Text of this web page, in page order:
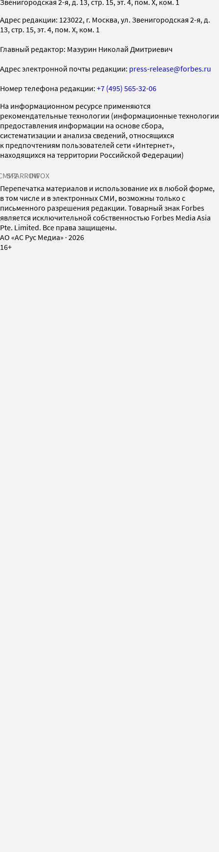
Адрес редакции: 123022, г. Москва, ул. Звенигородская 2-я, д.
13, стр. 15, эт. 4, пом. X, ком. 1
Главный редактор: Мазурин Николай Дмитриевич
Адрес электронной почты редакции: press-release@forbes.ru
Номер телефона редакции: +7 (495) 565-32-06
На информационном ресурсе применяются
рекомендательные технологии (информационные технологии
предоставления информации на основе сбора,
систематизации и анализа сведений, относящихся
к предпочтениям пользователей сети «Интернет»,
находящихся на территории Российской Федерации)
SPARROWINFOX
Перепечатка материалов и использование их в любой форме,
в том числе и в электронных СМИ, возможны только с
письменного разрешения редакции. Товарный знак Forbes
является исключительной собственностью Forbes Media Asia
Pte. Limited. Все права защищены.
AO «АС Рус Медиа» · 2026
16+